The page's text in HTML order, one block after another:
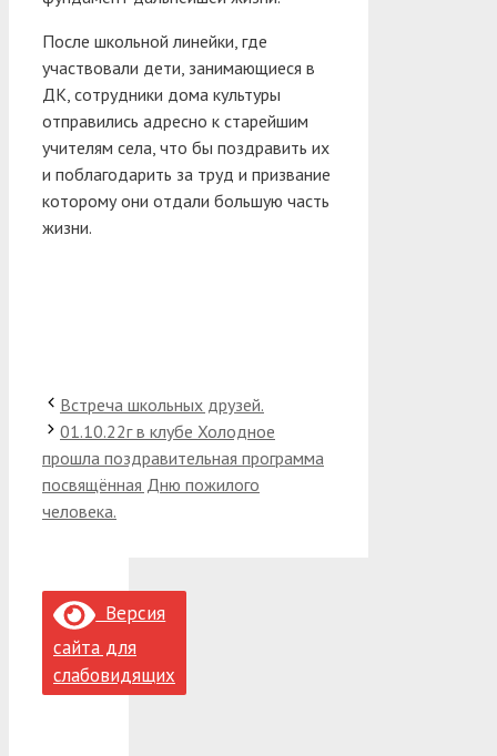
После школьной линейки, где
участвовали дети, занимающиеся в
ДК, сотрудники дома культуры
отправились адресно к старейшим
учителям села, что бы поздравить их
и поблагодарить за труд и призвание
которому они отдали большую часть
жизни.
Встреча школьных друзей.
01.10.22г в клубе Холодное
прошла поздравительная программа
посвящённая Дню пожилого
человека.
Версия
сайта для
слабовидящих